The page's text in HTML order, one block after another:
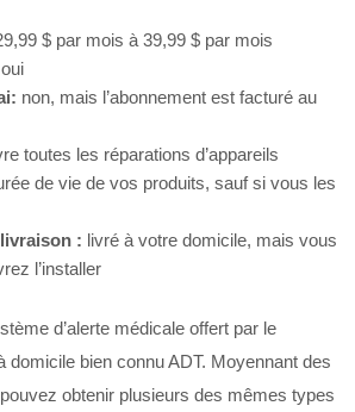
$ par mois à 39,99 $ par mois
oui
non, mais l’abonnement est facturé au
toutes les réparations d’appareils
de vie de vos produits, sauf si vous les
: livré à votre domicile, mais vous
l’installer
d’alerte médicale offert par le
domicile bien connu ADT. Moyennant des
obtenir plusieurs des mêmes types